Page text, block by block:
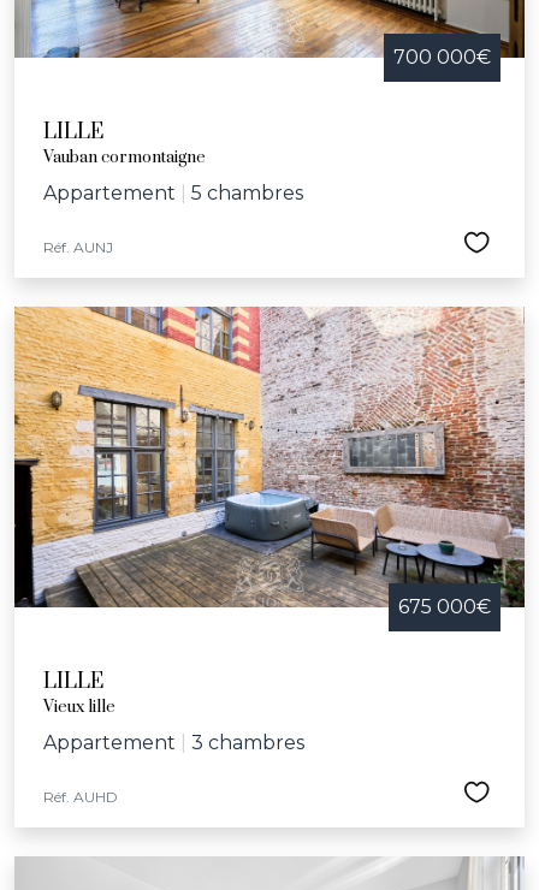
700 000€
LILLE
Vauban cormontaigne
Appartement 5 chambres
Réf. AUNJ
675 000€
LILLE
Vieux lille
Appartement 3 chambres
Réf. AUHD